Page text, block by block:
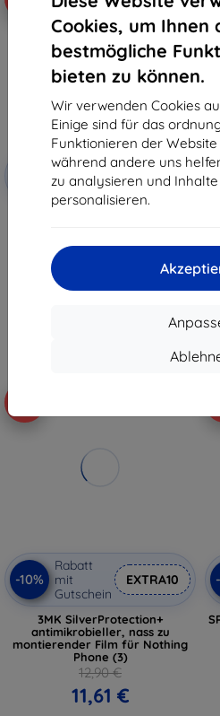
Cookies, um Ihnen
bestmögliche
bieten zu können.
Wir verwenden Cookies
Einige sind für das
Funktionieren der
während andere uns
zu analysieren und
personalisieren.
Rabatt
mit
Gutschein
EXTRA10
-10%
Rabatt
mit
Gutschein
EXTRA10
3MK SilverProtection+
antimikrobieller, nass zu
montierender Film für Nothing
Phone (3)
12,90 €
11,61 €